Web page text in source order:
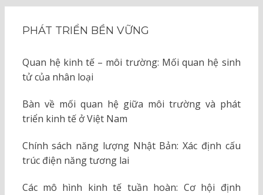
PHÁT TRIỂN BỀN VỮNG
Quan hệ kinh tế – môi trường: Mối quan hệ sinh
tử của nhân loại
Bàn về mối quan hệ giữa môi trường và phát
triển kinh tế ở Việt Nam
Chính sách năng lượng Nhật Bản: Xác định cấu
trúc điện năng tương lai
Các mô hình kinh tế tuần hoàn: Cơ hội định